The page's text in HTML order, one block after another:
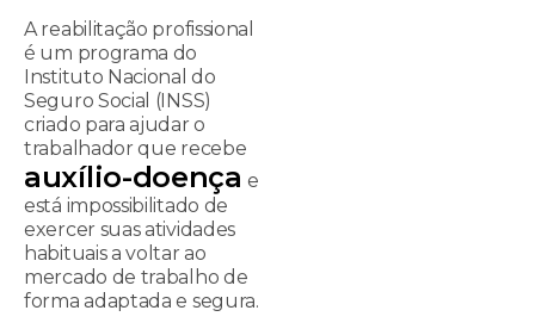
A reabilitação profissional
é um programa do
Instituto Nacional do
Seguro Social (INSS)
criado para ajudar o
trabalhador que recebe
auxílio-doença e
está impossibilitado de
exercer suas atividades
habituais a voltar ao
mercado de trabalho de
forma adaptada e segura.